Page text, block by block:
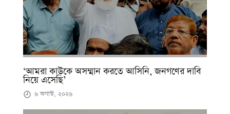
‘আমরা কাউকে অসম্মান করতে আসিনি, জনগণের দাবি
নিয়ে এসেছি’
৬ অগাস্ট, ২০২৬